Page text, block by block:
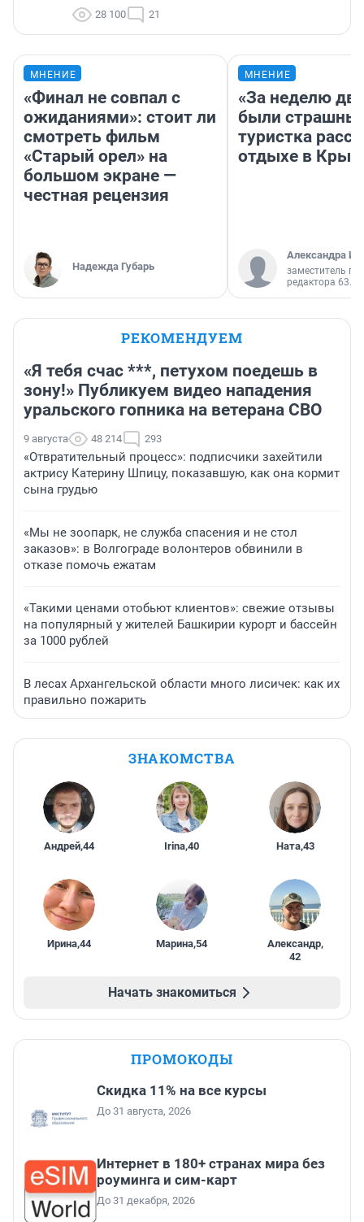
28 100 21
МНЕНИЕ
«Финал не совпал с
ожиданиями»: стоит ли
смотреть фильм
«Старый орел» на
большом экране —
честная рецензия
Надежда Губарь
МНЕНИЕ
«За неделю
были
туристка
отдыхе в
Александра
заместитель
редактора 63.RU
РЕКОМЕНДУЕМ
«Я тебя счас ***, петухом поедешь в
зону!» Публикуем видео нападения
уральского гопника на ветерана СВО
9 августа 48 214 293
«Отвратительный процесс»: подписчики захейтили
актрису Катерину Шпицу, показавшую, как она кормит
сына грудью
«Мы не зоопарк, не служба спасения и не стол
заказов»: в Волгограде волонтеров обвинили в
отказе помочь ежатам
«Такими ценами отобьют клиентов»: свежие отзывы
на популярный у жителей Башкирии курорт и бассейн
за 1000 рублей
В лесах Архангельской области много лисичек: как их
правильно пожарить
ЗНАКОМСТВА
Андрей,44 Irina,40 Ната,43
Ирина,44 Марина,54 Александр,
42
Начать знакомиться
ПРОМОКОДЫ
Скидка 11% на все курсы
До 31 августа, 2026
Интернет в 180+ странах мира без
роуминга и сим-карт
До 31 декабря, 2026